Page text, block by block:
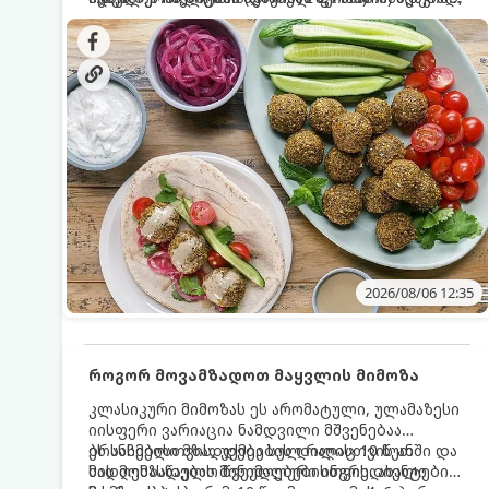
სალათებთან ერთად ან ტახინის (სესამის)
სოუსთან მირთმევისთვის.
იდეალურად შეინარჩუნოს და არ დაიშალოს.
დრო: 10–15 წუთი ულუფა: 20–24 ცალი ბურთულა
(4–6 პორცია)
2026/08/06 12:35
როგორ მოვამზადოთ მაყვლის მიმოზა
კლასიკური მიმოზას ეს არომატული, ულამაზესი
იისფერი ვარიაცია ნამდვილი მშვენებაა
ბრანჩებისთვის, უქმეების დილისთვის ან
სადღესასწაულო წვეულებებისთვის. ახალი
ეს სასმელი მზადდება სულ რაღაც 10 წუთში და
მის მომზადებას მინიმალური ინგრედიენტები